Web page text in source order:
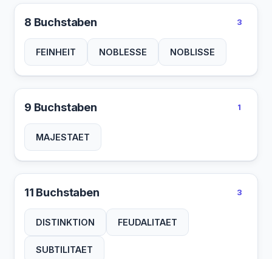
8 Buchstaben 3
FEINHEIT NOBLESSE NOBLISSE
9 Buchstaben 1
MAJESTAET
11 Buchstaben 3
DISTINKTION FEUDALITAET
SUBTILITAET